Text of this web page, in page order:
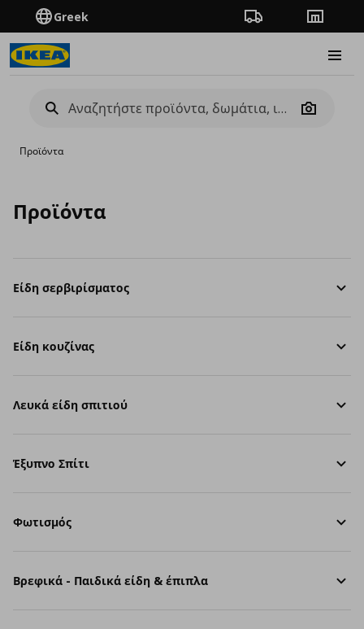
Greek Πορεία παραγγελίας
Camera
Προϊόντα
Προϊόντα
Είδη σερβιρίσματος
Είδη κουζίνας
Λευκά είδη σπιτιού
Έξυπνο Σπίτι
Φωτισμός
Βρεφικά - Παιδικά είδη & έπιπλα